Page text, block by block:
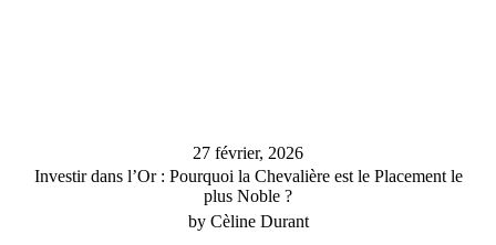
27 février, 2026
Investir dans l’Or : Pourquoi la Chevalière est le Placement le
plus Noble ?
by Cèline Durant